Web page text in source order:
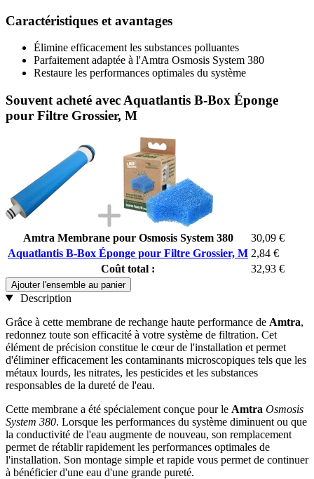
Caractéristiques et avantages
Élimine efficacement les substances polluantes
Parfaitement adaptée à l'Amtra Osmosis System 380
Restaure les performances optimales du système
Souvent acheté avec Aquatlantis B-Box Éponge
pour Filtre Grossier, M
Amtra Membrane pour Osmosis System 380
30,09 €
Aquatlantis B-Box Éponge pour Filtre Grossier, M 2,84 €
Coût total :
32,93 €
Ajouter l'ensemble au panier
Description
Grâce à cette membrane de rechange haute performance de Amtra,
redonnez toute son efficacité à votre système de filtration. Cet
élément de précision constitue le cœur de l'installation et permet
d'éliminer efficacement les contaminants microscopiques tels que les
métaux lourds, les nitrates, les pesticides et les substances
responsables de la dureté de l'eau.
Cette membrane a été spécialement conçue pour le Amtra Osmosis
System 380. Lorsque les performances du système diminuent ou que
la conductivité de l'eau augmente de nouveau, son remplacement
permet de rétablir rapidement les performances optimales de
l'installation. Son montage simple et rapide vous permet de continuer
à bénéficier d'une eau d'une grande pureté.